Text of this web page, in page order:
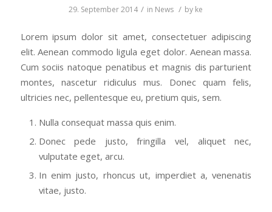
29. September 2014 / in News / by ke
Lorem ipsum dolor sit amet, consectetuer adipiscing
elit. Aenean commodo ligula eget dolor. Aenean massa.
Cum sociis natoque penatibus et magnis dis parturient
montes, nascetur ridiculus mus. Donec quam felis,
ultricies nec, pellentesque eu, pretium quis, sem.
Nulla consequat massa quis enim.
Donec pede justo, fringilla vel, aliquet nec,
vulputate eget, arcu.
In enim justo, rhoncus ut, imperdiet a, venenatis
vitae, justo.